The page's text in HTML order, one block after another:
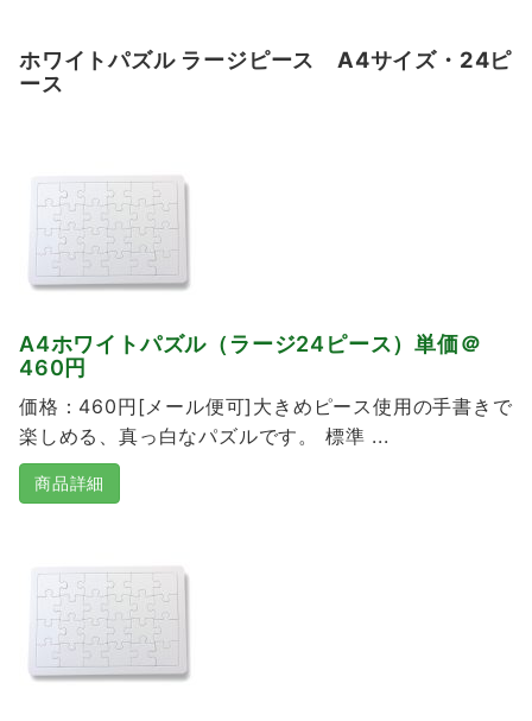
ホワイトパズル ラージピース A4サイズ・24ピ
ース
A4ホワイトパズル（ラージ24ピース）単価＠
460円
価格：460円[メール便可]大きめピース使用の手書きで
楽しめる、真っ白なパズルです。 標準 ...
商品詳細